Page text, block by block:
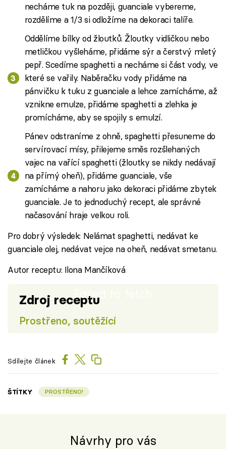
necháme tuk na později, guanciale vybereme,
rozdělíme a 1/3 si odložíme na dekoraci talíře.
Oddělíme bílky od žloutků. Žloutky vidličkou nebo
metličkou vyšleháme, přidáme sýr a čerstvý mletý
pepř. Scedíme spaghetti a necháme si část vody, ve
které se vařily. Naběračku vody přidáme na
pánvičku k tuku z guanciale a lehce zamícháme, až
vznikne emulze, přidáme spaghetti a zlehka je
promícháme, aby se spojily s emulzí.
Pánev odstraníme z ohně, spaghetti přesuneme do
servírovací mísy, přilejeme směs rozšlehaných
vajec na vařící spaghetti (žloutky se nikdy nedávají
na přímý oheň), přidáme guanciale, vše
zamícháme a nahoru jako dekoraci přidáme zbytek
guanciale. Je to jednoduchý recept, ale správné
načasování hraje velkou roli.
Pro dobrý výsledek: Nelámat spaghetti, nedávat ke
guanciale olej, nedávat vejce na oheň, nedávat smetanu.
Autor receptu: Ilona Mančíková
Failed to fetch
Zdroj receptu
Prostřeno, soutěžící
Sdílejte článek
ŠTÍTKY PROSTŘENO!
Návrhy pro vás